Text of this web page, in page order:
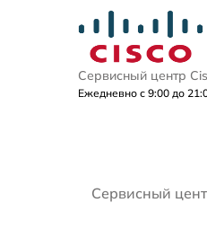
Сервисный центр
Ежедневно с 9:00 до
Сервисный